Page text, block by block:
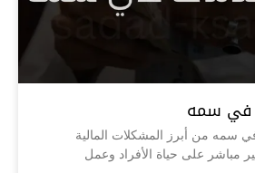
في سمه
سمه من أبرز المشكلات المالية
مباشر على حياة الأفراد وعمل